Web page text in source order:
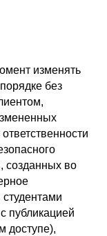
изменять
без
созданных во
публикацией
доступе),